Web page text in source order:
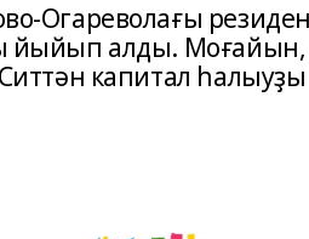
Огареволағы
йыйып алды. Моғайын,
капитал